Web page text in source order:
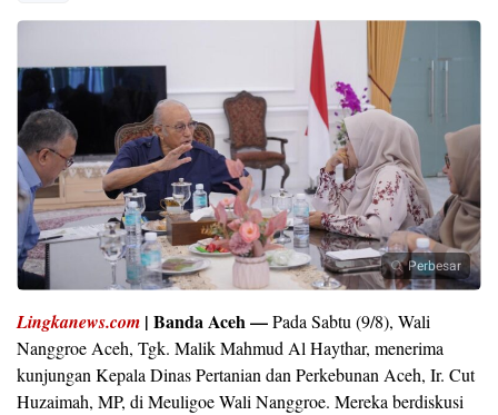
Perbesar
Lingkanews.com | Banda Aceh —Pada Sabtu (9/8), Wali
Nanggroe Aceh, Tgk. Malik Mahmud Al Haythar, menerima
kunjungan Kepala Dinas Pertanian dan Perkebunan Aceh, Ir. Cut
Huzaimah, MP, di Meuligoe Wali Nanggroe. Mereka berdiskusi